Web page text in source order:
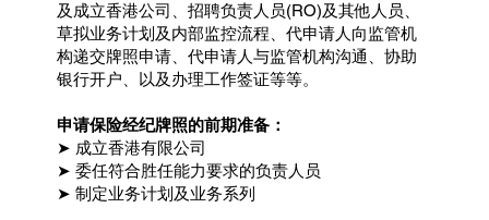
及成立香港公司、招聘负责人员(RO)及其他人员、
草拟业务计划及内部监控流程、代申请人向监管机
构递交牌照申请、代申请人与监管机构沟通、协助
银行开户、以及办理工作签证等等。
申请保险经纪牌照的前期准备：
➤ 成立香港有限公司
➤ 委任符合胜任能力要求的负责人员
➤ 制定业务计划及业务系列